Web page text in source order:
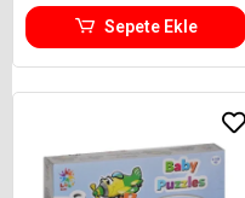
Sepete Ekle